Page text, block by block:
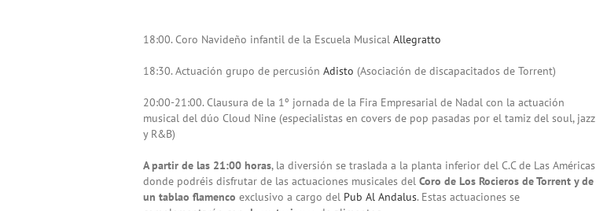
18:00. Coro Navideño infantil de la Escuela Musical Allegratto
18:30. Actuación grupo de percusión Adisto (Asociación de discapacitados de Torrent)
20:00-21:00. Clausura de la 1º jornada de la Fira Empresarial de Nadal con la actuación
musical del dúo Cloud Nine (especialistas en covers de pop pasadas por el tamiz del soul, jazz
y R&B)
A partir de las 21:00 horas, la diversión se traslada a la planta inferior del C.C de Las Américas
donde podréis disfrutar de las actuaciones musicales del Coro de Los Rocieros de Torrent y de
un tablao flamenco exclusivo a cargo del Pub Al Andalus. Estas actuaciones se